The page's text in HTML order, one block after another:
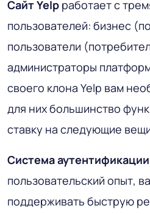
Сайт Yelp работает с
пользователей: бизнес
пользователи
администраторы
своего клона Yelp вам
для них большинство
ставку на следующие
Система аутентификации
пользовательский опыт,
поддерживать быструю